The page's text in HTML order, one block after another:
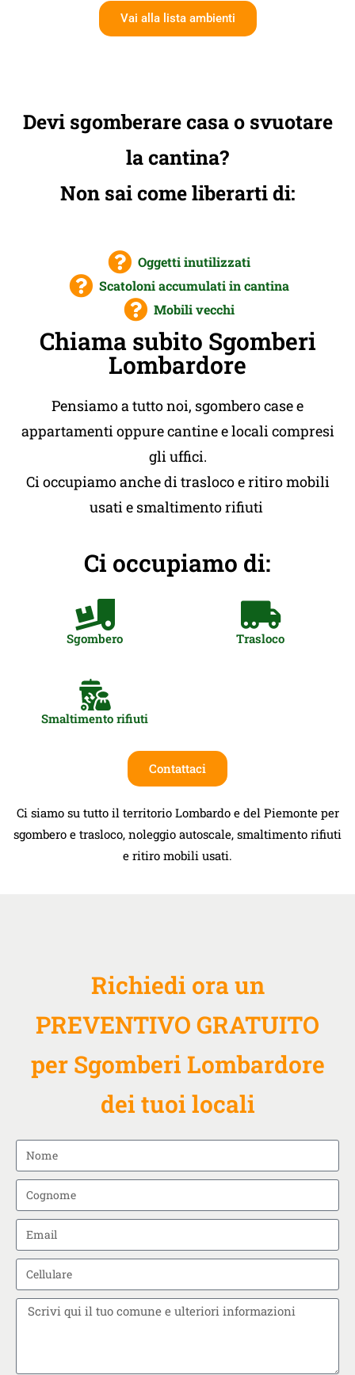
Vai alla lista ambienti
Devi sgomberare casa o svuotare
la cantina?
Non sai come liberarti di:
Oggetti inutilizzati
Scatoloni accumulati in cantina
Mobili vecchi
Chiama subito Sgomberi
Lombardore
Pensiamo a tutto noi, sgombero case e
appartamenti oppure cantine e locali compresi
gli uffici.
Ci occupiamo anche di trasloco e ritiro mobili
usati e smaltimento rifiuti
Ci occupiamo di:
Sgombero Trasloco
Smaltimento rifiuti
Contattaci
Ci siamo su tutto il territorio Lombardo e del Piemonte per
sgombero e trasloco, noleggio autoscale, smaltimento rifiuti
e ritiro mobili usati.
Richiedi ora un
PREVENTIVO GRATUITO
per Sgomberi Lombardore
dei tuoi locali